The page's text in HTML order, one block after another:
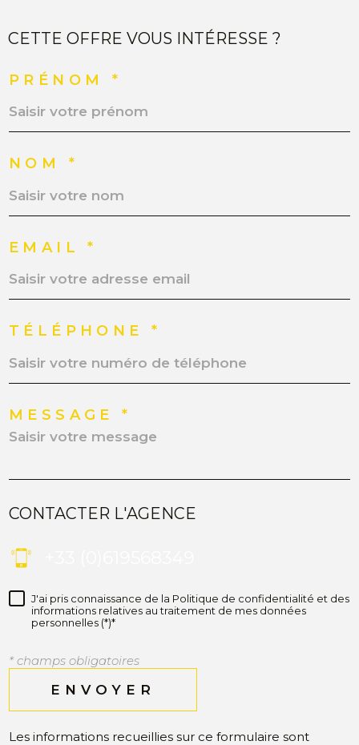
CETTE OFFRE VOUS INTÉRESSE ?
PRÉNOM *
NOM *
EMAIL *
TÉLÉPHONE *
MESSAGE *
CONTACTER L'AGENCE
J'ai pris connaissance de la Politique de confidentialité et des
informations relatives au traitement de mes données
personnelles (*)*
* champs obligatoires
ENVOYER
Les informations recueillies sur ce formulaire sont